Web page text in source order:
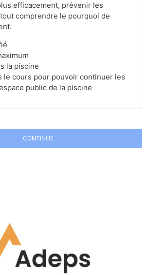
efficacement, prévenir les
comprendre le pourquoi de
la piscine
le cours pour pouvoir continuer les
public de la piscine
CONTINUE